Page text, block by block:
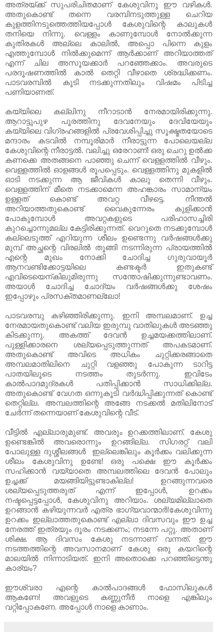
അത്രയ്ക്ക് സുപരിചിതമാണ് കേശുവിനു ഈ വഴികള്‍.
അതുകൊണ്ട് തന്നെ വരമ്പിനടുത്തുള്ള ചെറിയ
കുളത്തിനടുത്തെത്തിയപ്പോള്‍ കേശുവിന്റെ കാലുകള്‍
തനിയെ നിന്നു. വെള്ളം കാണുമ്പോള്‍ നോല്‍ക്കുന്ന
കുതിരകള്‍ അല്ലെ കാലില്‍, അപ്പൊ പിന്നെ കുളം
എത്തുമ്പോള്‍ നില്‍ക്കുമെന്ന് ആര്‍ക്കാണ് അറിയാത്തത്
എന്ന് ചില അസൂയക്കാര്‍ പറഞ്ഞേക്കാം. അവരുടെ
പരദൂഷണത്തില്‍ കാല്‍ തെറ്റി വീഴാതെ ശ്രദ്ധിക്കണം.
പാടവരമ്പില്‍ കൂടി നടക്കുന്നതിലും വിഷമം പിടിച്ച
പണിയാണത്.
കയ്യിലെ കല്ലിനു നീറാടാന്‍ നേരമായിരിക്കുന്നു.
ആറാട്ടുപുഴ പൂരത്തിനു ദേവനേയും ദേവിയേയും
കയ്യിലെ വിഗ്രഹങ്ങളില്‍ പ്രവേശിപ്പിച്ചു സൂക്ഷ്മതയോടെ
മന്ദാരം കടവില്‍ നമ്പൂരിമാര്‍ നീരാട്ടുന്ന പോലെയല്ല
കേശുവിന്റെ നീരാട്ടല്‍. വലിച്ചു ഒരേറാണ്! ഒരു ചെറു ഉല്‍ക്ക
കണക്കെ അതങ്ങനെ പാഞ്ഞു ചെന്ന് വെള്ളത്തില്‍ വീഴും.
വെള്ളത്തില്‍ ഓളങ്ങള്‍ രൂപപ്പെടും. വെള്ളത്തിനു മുകളില്‍
ഓടി നടക്കുന്ന ആ ജീവികള്‍ കാലു തെന്നി വീഴും.
വെള്ളത്തിന്‌ മീതെ നടക്കാമെന്ന അഹങ്കാരം സാമാന്യം
ഉള്ളത് കൊണ്ട് അവറ്റ വീഴട്ടെ. നീന്തല്‍
അറിയാത്തതുകൊണ്ട് വൈകുന്നേരം കുളിക്കാന്‍
പോകുമ്പോള്‍ അവറ്റകളുടെ പരിഹാസച്ചിരി
കുറച്ചൊന്നുമല്ല കേട്ടിരിക്കുന്നത്. വെറുതെ നടക്കുമ്പോള്‍
കല്ലെടുത്ത് എറിയുന്ന ശീലം ഉണ്ടെന്നു വര്‍ഷങ്ങള്‍ക്കു
മുമ്പ് അച്ഛന്റെ വിരലില്‍ തൂങ്ങി നടന്നിരുന്ന പ്രായത്തില്‍
എന്റെ മുഖം നോക്കി ചോദിച്ച ഗുരുവായൂര്‍
ആനവണ്ടിക്കോട്ടയിലെ കണ്ടക്ടര്‍ ഇതുകണ്ട്
എവിടെയെന്കിലുമിരുന്നു സന്തോഷിക്കുന്നുണ്ടാവണം.
അയാള്‍ ചോദിച്ച ചോദ്യം വര്‍ഷങ്ങള്‍ക്കു ശേഷം
ഇപ്പോഴും പ്രസക്തമാണല്ലോ!
പാടവരമ്പു കഴിഞ്ഞിരിക്കുന്നു. ഇനി അമ്പലമാണ്. ഉച്ച
നേരമായതുകൊണ്ട് വലിയ ഇരുമ്പു വാതിലുകള്‍ അടഞ്ഞു
കിടക്കുന്നു. അകത്ത് ദേവന്‍ ഉച്ചമയക്കത്തിലാണ്.
പുള്ളിക്കാരനെ ശല്യപ്പെടുത്തുന്നത് അപകടമാണ്.
അതുകൊണ്ട് അവിടെ അധികം ചുറ്റിക്കരങ്ങാതെ
അമ്പലമാതിലിനെ ചുറ്റി വളഞ്ഞു പോകുന്ന ടാറിട്ട
പാതയിലൂടെ നടത്തം തുടര്‍ന്നു. ഇവിടേം
കാല്‍പാദമുദ്രകള്‍ പതിപ്പിക്കാന്‍ സാധിക്കില്ല.
അതുകൊണ്ട് വേഗത ഒന്നുകൂടി വര്‍ദ്ധിപ്പിക്കുന്നത് കൊണ്ട്
തെറ്റില്ല. അമ്പലത്തിന്റെ അങ്ങേ നടക്കല്‍ മതിലിനോട്
ചേര്‍ന്ന് തന്നെയാണ് കേശുവിന്റെ വീട്.
വീട്ടില്‍ എല്ലാരുമുണ്ട്. അവരും ഉറക്കത്തിലാണ്. കേശു
ഉണ്ടെങ്കില്‍ അവരൊന്നും ഉറങ്ങില്ല. സിഗരറ്റ് വലി
പോലുള്ള ദുശ്ശീലങ്ങള്‍ ഇല്ലെങ്കിലും കൂര്‍ക്കം വലിക്കുന്ന
ശീലം കേശുവിനു ഉണ്ടേ! ഒരു പക്ഷെ ഈ കൂര്‍ക്കം
സഹിക്കാന്‍ വയ്യാതെ അമ്പലത്തിലെ ദേവന്‍ പോലും
ഉച്ചക്ക് മയങ്ങിയിട്ടുണ്ടാകില്ല! ഉറങ്ങുന്നവരെ
ശല്യപ്പെടുത്തരുത് എന്ന് ഇപ്പോള്‍, ഉറക്കം
നഷ്ടപ്പെട്ടപ്പോള്‍, കേശുവിനു അറിയാം. ശല്യമില്ലാതെ
ഉറങ്ങാന്‍ കഴിയുന്നവര്‍ എത്ര ഭാഗ്യവാന്മാര്‍!കേശുവിന്നു
ഉറക്കം ഇല്ലാത്തതുകൊണ്ട് എല്ലാ ദിവസവും ഈ ഉച്ച
നേരത്ത് ഇത്രയും ദൂരം നടക്കണം; നടന്നേ പറ്റു. അതാണ്‌
ശിക്ഷ. ആ ദിവസം കേശു നടന്നാണ് വന്നത്. ഈ
നടത്തത്തിന്റെ അവസാനമാണ് കേശു ഒരു കയറിന്റെ
മാലയില്‍ നിന്നാടിയത്. ഇനി അതൊക്കെ പറഞ്ഞിട്ടെന്തു
കാര്യം?
ഈശ്വരാ എന്റെ കാല്‍പാദങ്ങള്‍ ഫോസിലുകള്‍
ആകണേ! അവളുടെ കണ്ണുനീര്‍ നാളെ എങ്കിലും
വറ്റിപ്പോകണേ. അപ്പോള്‍ നാളെ കാണാം.